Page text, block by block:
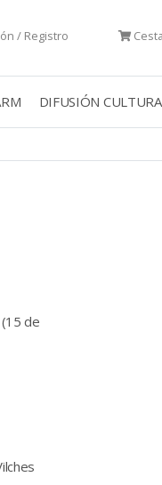
/ Registro Cesta
DIFUSIÓN
de